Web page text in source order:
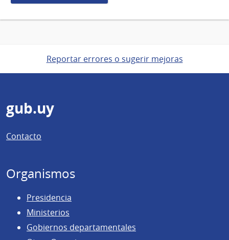
Reportar errores o sugerir mejoras
Pie
de
página
gub.uy
Contacto
Organismos
Presidencia
Ministerios
Gobiernos departamentales